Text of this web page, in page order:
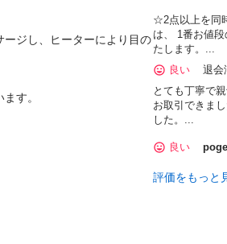
ジし、ヒーターにより目の
☆2点以上を同
は、 1番お値
たします。...
良い
退会
とても丁寧で
お取引できま
した。...
良い poge
評価をもっと